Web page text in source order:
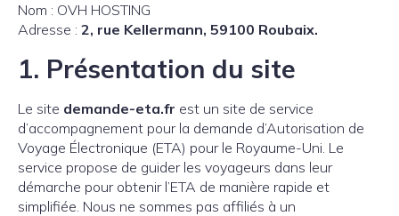
Nom : OVH HOSTING
Adresse : 2, rue Kellermann, 59100 Roubaix.
1. Présentation du site
Le site demande-eta.fr est un site de service
d’accompagnement pour la demande d’Autorisation de
Voyage Électronique (ETA) pour le Royaume-Uni. Le
service propose de guider les voyageurs dans leur
démarche pour obtenir l’ETA de manière rapide et
simplifiée. Nous ne sommes pas affiliés à un